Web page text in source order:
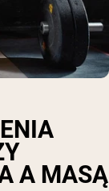
A MASĄ